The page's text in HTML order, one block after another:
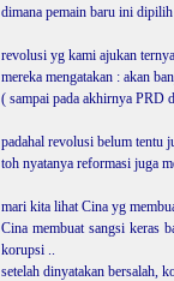
dimana pemain baru ini
revolusi yg kami ajukan
mereka mengatakan : akan
( sampai pada akhirnya PRD
padahal revolusi belum tentu
toh nyatanya reformasi juga
mari kita lihat Cina yg
Cina membuat sangsi keras
korupsi ..
setelah dinyatakan bersalah,